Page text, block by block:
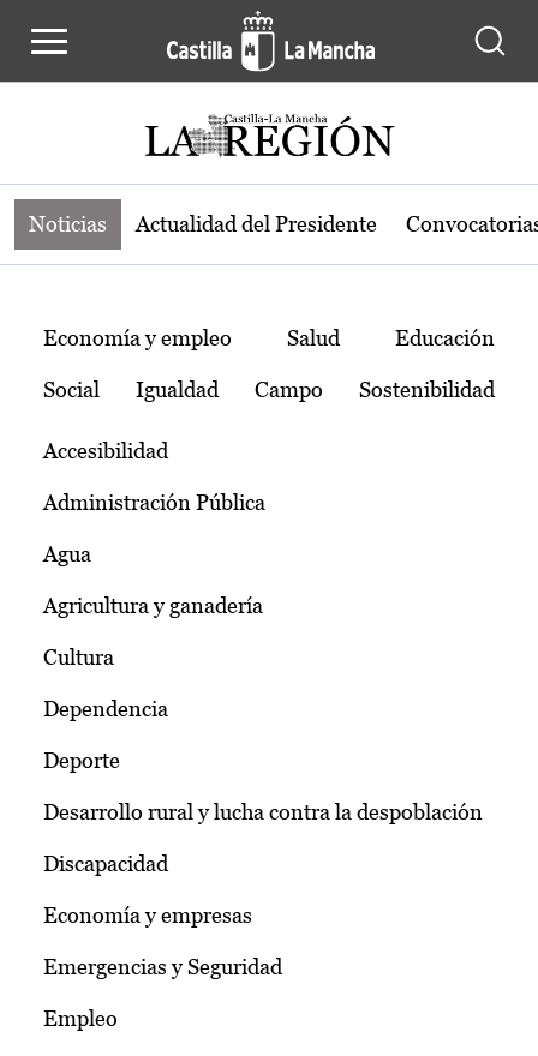
Noticias de la región de Castilla-La
Noticias Actualidad del Presidente
Temas
Economía y empleo Salud Educación
Social Igualdad Campo Sostenibilidad
Accesibilidad
Administración Pública
Agua
Agricultura y ganadería
Cultura
Dependencia
Deporte
Desarrollo rural y lucha contra la despoblación
Discapacidad
Economía y empresas
Emergencias y Seguridad
Empleo